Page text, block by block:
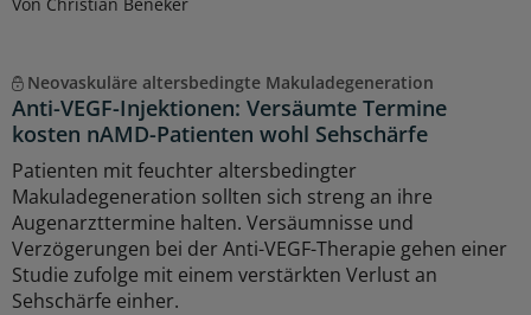
Neovaskuläre altersbedingte Makuladegeneration
Anti-VEGF-Injektionen: Versäumte Termine
kosten nAMD-Patienten wohl Sehschärfe
Patienten mit feuchter altersbedingter
Makuladegeneration sollten sich streng an ihre
Augenarzttermine halten. Versäumnisse und
Verzögerungen bei der Anti-VEGF-Therapie gehen einer
Studie zufolge mit einem verstärkten Verlust an
Sehschärfe einher.